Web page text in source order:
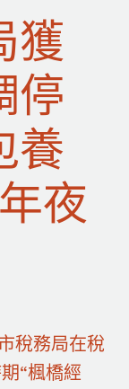
獲
停
養
夜
稅務局在稅
“楓橋經